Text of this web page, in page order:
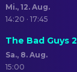
Mi., 12. Aug.
14:20 · 17:45
The Bad Guys 2
Sa., 8. Aug.
15:00